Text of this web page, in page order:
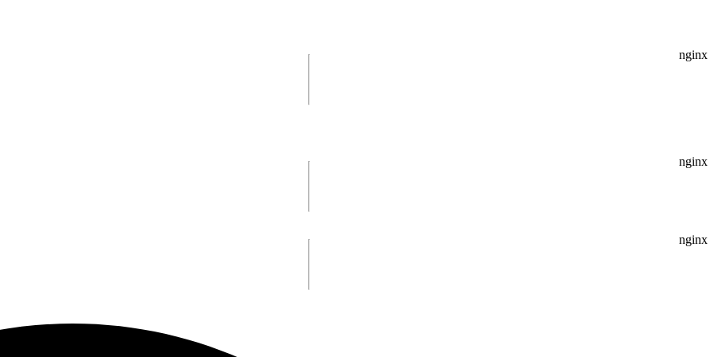
nginx
nginx
nginx